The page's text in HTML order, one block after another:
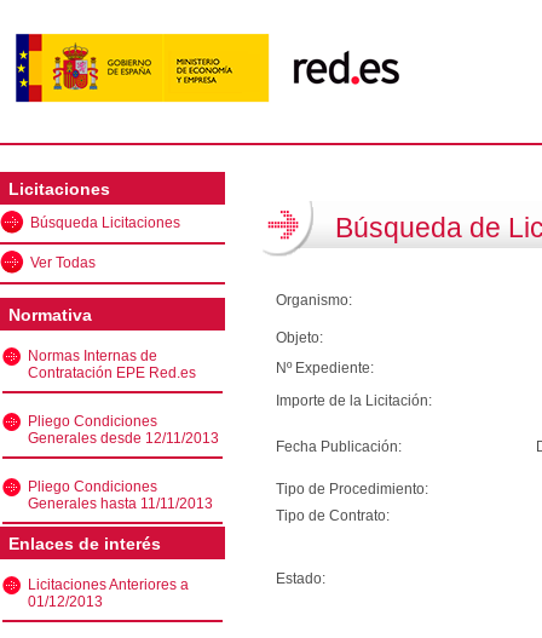
Licitaciones
Búsqueda Licitaciones
Ver Todas
Normativa
Normas Internas de
Contratación EPE Red.es
Pliego Condiciones
Generales desde 12/11/2013
Pliego Condiciones
Generales hasta 11/11/2013
Enlaces de interés
Licitaciones Anteriores a
01/12/2013
Búsqueda de
Organismo:
Objeto:
Nº Expediente:
Importe de la Licitación:
Fecha Publicación:
Tipo de Procedimiento:
Tipo de Contrato:
Estado: